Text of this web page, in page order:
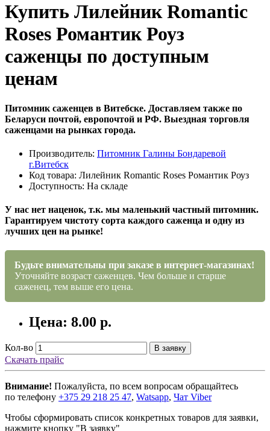
Купить Лилейник Romantic
Roses Романтик Роуз
саженцы по доступным
ценам
Питомник саженцев в Витебске. Доставляем также по
Беларуси почтой, европочтой и РФ. Выездная торговля
саженцами на рынках города.
Производитель: Питомник Галины Бондаревой
г.Витебск
Код товара: Лилейник Romantic Roses Романтик Роуз
Доступность: На складе
У нас нет наценок, т.к. мы маленький частный питомник.
Гарантируем чистоту сорта каждого саженца и одну из
лучших цен на рынке!
Будьте внимательны при заказе в интернет-магазинах!
Уточняйте возраст саженцев. Чем больше и старше
саженец, тем выше его цена.
Цена: 8.00 р.
Кол-во В заявку
Скачать прайс
Внимание! Пожалуйста, по всем вопросам обращайтесь
по телефону +375 29 218 25 47, Watsapp, Чат Viber
Чтобы сформировать список конкретных товаров для заявки,
нажмите кнопку "В заявку"